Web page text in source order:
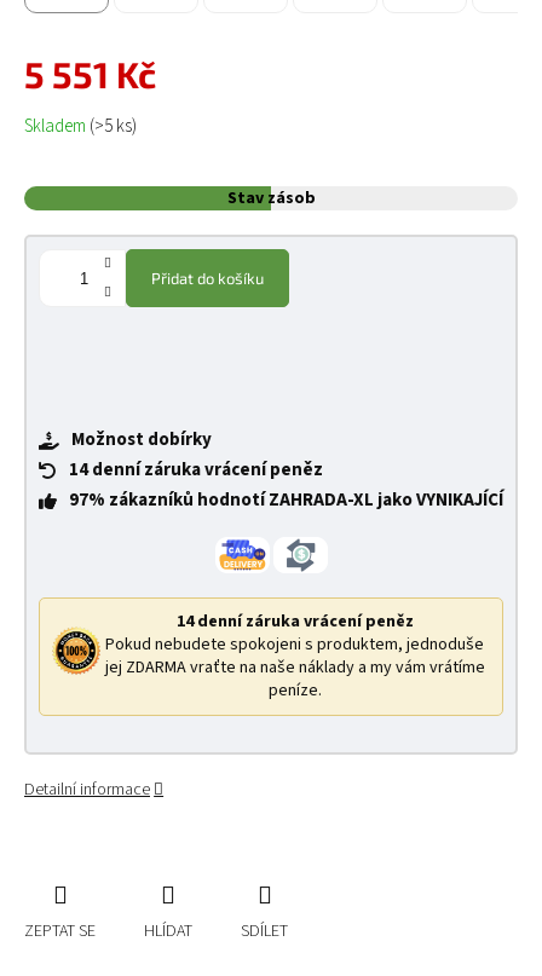
5 551 Kč
Měrná cena:
Skladem (>5 ks)
Stav zásob
Přidat do košíku
Možnost dobírky
14 denní záruka vrácení peněz
97% zákazníků hodnotí ZAHRADA-XL jako VYNIKAJÍCÍ
14 denní záruka vrácení peněz
Pokud nebudete spokojeni s produktem, jednoduše
jej ZDARMA vraťte na naše náklady a my vám vrátíme
peníze.
Detailní informace
ZEPTAT SE HLÍDAT SDÍLET